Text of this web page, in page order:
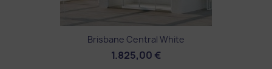
Brisbane Central White
1.825,00 €